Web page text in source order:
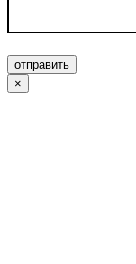
отправить
×